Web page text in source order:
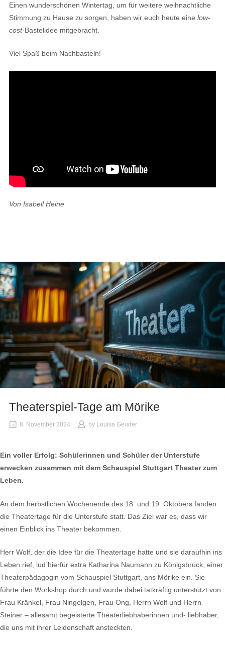
Einen wunderschönen Wintertag, um für weitere weihnachtliche
Stimmung zu Hause zu sorgen, haben wir euch heute eine low-
cost-Bastelidee mitgebracht.
Viel Spaß beim Nachbasteln!
Von Isabell Heine
Theaterspiel-Tage am Mörike
8. November 2024 by Louisa Geuder
Ein voller Erfolg: Schülerinnen und Schüler der Unterstufe
erwecken zusammen mit dem Schauspiel Stuttgart Theater zum
Leben.
An dem herbstlichen Wochenende des 18. und 19. Oktobers fanden
die Theatertage für die Unterstufe statt. Das Ziel war es, dass wir
einen Einblick ins Theater bekommen.
Herr Wolf, der die Idee für die Theatertage hatte und sie daraufhin ins
Leben rief, lud hierfür extra Katharina Naumann zu Königsbrück, einer
Theaterpädagogin vom Schauspiel Stuttgart, ans Mörike ein. Sie
führte den Workshop durch und wurde dabei tatkräftig unterstützt von
Frau Kränkel, Frau Ningelgen, Frau Ong, Herrn Wolf und Herrn
Steiner – allesamt begeisterte Theaterliebhaberinnen und- liebhaber,
die uns mit ihrer Leidenschaft ansteckten.